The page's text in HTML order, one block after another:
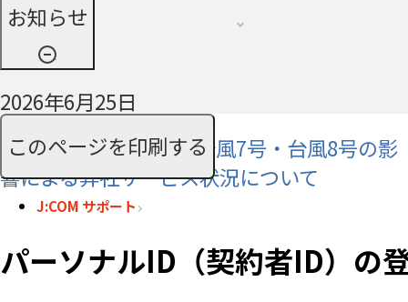
お知らせ
2026年6月25日
【お知らせ】令和8年 台風7号・台風8号の影
響による弊社サービス状況について
このページを印刷する
J:COM サポート
パーソナルID（契約者ID）の